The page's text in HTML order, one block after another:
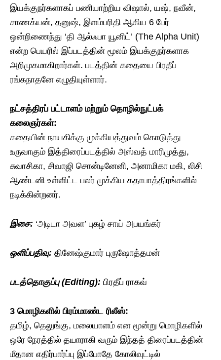
இயக்குநர்களாகப் பணியாற்றிய விஷால், யஷ், நவீன்,
சாணக்யன், தனுஷ், இளம்பரிதி ஆகிய 6 பேர்
ஒன்றிணைந்து ‘தி ஆல்ஃபா யூனிட்’ (The Alpha Unit)
என்ற பெயரில் இப்படத்தின் மூலம் இயக்குநர்களாக
அறிமுகமாகிறார்கள். படத்தின் கதையை பிரதீப்
ரங்கநாதனே எழுதியுள்ளார்.
நட்சத்திரப் பட்டாளம் மற்றும் தொழில்நுட்பக்
கலைஞர்கள்:
கதையின் நாயகிக்கு முக்கியத்துவம் கொடுத்து
உருவாகும் இத்திரைப்படத்தில் அஸ்வத் மாரிமுத்து,
சுவாசிகா, சிவாஜி சொன்டினேனி, அனாமிகா மகி, லிசி
ஆண்டனி உள்ளிட்ட பலர் முக்கிய கதாபாத்திரங்களில்
நடிக்கின்றனர்.
இசை: ‘அடிடா அவள’ புகழ் சாய் அபயங்கர்
ஒளிப்பதிவு: தினேஷ்குமார் புருஷோத்தமன்
படத்தொகுப்பு (Editing): பிரதீப் ராகவ்
3 மொழிகளில் பிரம்மாண்ட ரிலீஸ்:
தமிழ், தெலுங்கு, மலையாளம் என மூன்று மொழிகளில்
ஒரே நேரத்தில் தயாராகி வரும் இந்தத் திரைப்படத்தின்
மீதான எதிர்பார்ப்பு இப்போதே கோலிவுட்டில்